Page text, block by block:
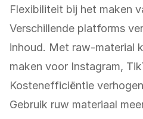
Flexibiliteit bij het maken
Verschillende platforms
inhoud. Met raw-material
maken voor Instagram,
Kostenefficiëntie verhogen
Gebruik ruw materiaal